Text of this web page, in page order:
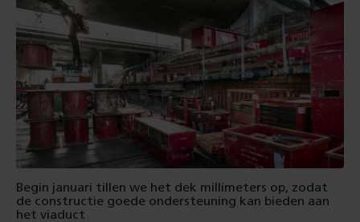
Begin januari tillen we het dek millimeters op, zodat
de constructie goede ondersteuning kan bieden aan
het viaduct